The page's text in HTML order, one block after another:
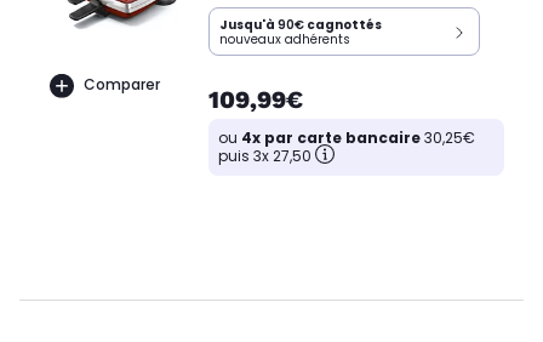
Comparer
Jusqu'à 90€ cagnottés
nouveaux adhérents
109,99€
ou 4x par carte bancaire30,25€
puis 3x 27,50